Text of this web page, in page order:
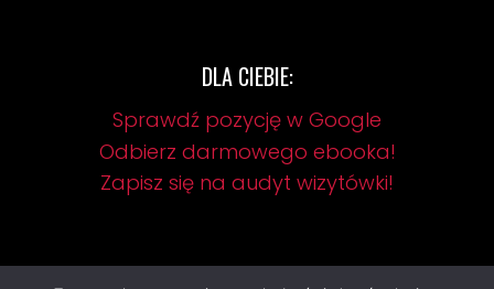
DLA CIEBIE:
Sprawdź pozycję w Google
Odbierz darmowego ebooka!
Zapisz się na audyt wizytówki!